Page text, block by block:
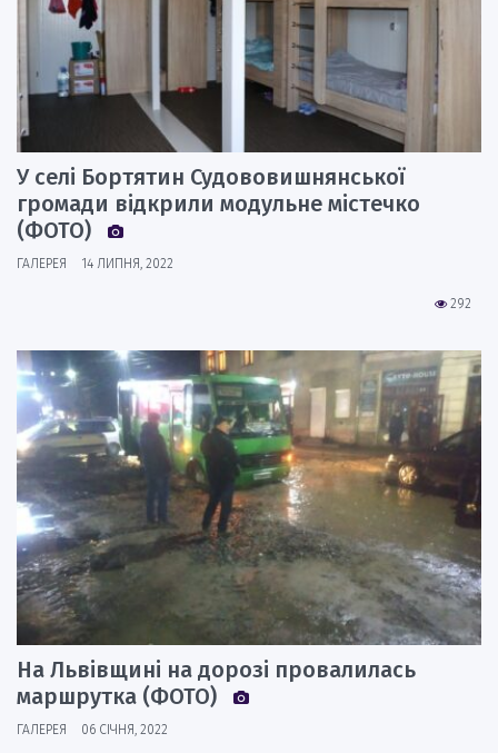
У селі Бортятин Судововишнянської
громади відкрили модульне містечко
(ФОТО)
ГАЛЕРЕЯ 14 ЛИПНЯ, 2022
292
На Львівщині на дорозі провалилась
маршрутка (ФОТО)
ГАЛЕРЕЯ 06 СІЧНЯ, 2022